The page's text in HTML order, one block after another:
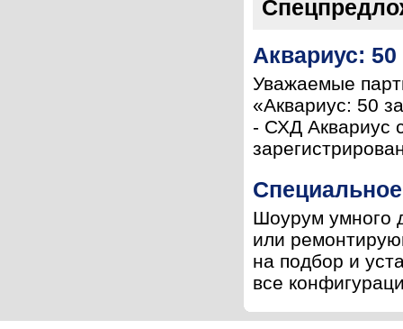
Аквариус: 50
Уважаемые
«Аквариус: 50
- СХД Аквариус
Шоурум умного
или
на подбор и
все